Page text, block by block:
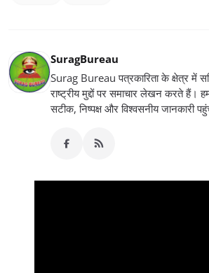
SuragBureau
Surag Bureau पत्रकारिता के क्षेत्र में
राष्ट्रीय मुद्दों पर समाचार लेखन करते हैं।
सटीक, निष्पक्ष और विश्वसनीय जानकारी